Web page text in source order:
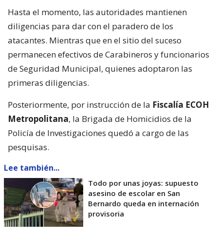
Hasta el momento, las autoridades mantienen
diligencias para dar con el paradero de los
atacantes. Mientras que en el sitio del suceso
permanecen efectivos de Carabineros y funcionarios
de Seguridad Municipal, quienes adoptaron las
primeras diligencias.
Posteriormente, por instrucción de la Fiscalía ECOH
Metropolitana, la Brigada de Homicidios de la
Policía de Investigaciones quedó a cargo de las
pesquisas.
Lee también...
Todo por unas joyas: supuesto
asesino de escolar en San
Bernardo queda en internación
provisoria